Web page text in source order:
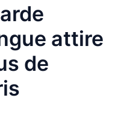
attire
de